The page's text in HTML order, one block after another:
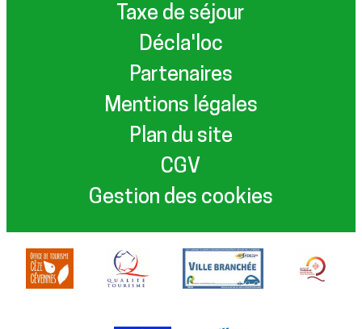
Taxe de séjour
Décla'loc
Partenaires
Mentions légales
Plan du site
CGV
Gestion des cookies